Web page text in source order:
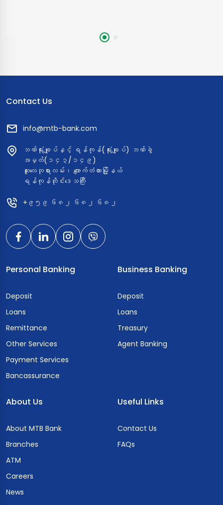
Contact Us
info@mtb-bank.com
ဘဏ်ရုံးချုပ်နှင့် ရန်ကုန်(ရုံးချုပ်) ဘဏ်ခွဲ
အမှတ်(၁၄၃/၁၄၉)
ဆူးလေဘုရားလမ်း၊ ကျောက်တံတားမြို့နယ်
ရန်ကုန်တိုင်းဒေသကြီး
+၉၅၉ ၆၈၂ ၆၈၂ ၆၈၂
Personal Banking
Deposit
Loans
Remittance
Other Services
Payment Services
Bancassurance
Business Banking
Deposit
Loans
Treasury
Agent Banking
About Us
About MTB Bank
Branches
ATM
Careers
News
Useful Links
Contact Us
FAQs